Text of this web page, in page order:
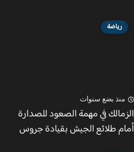
رياضة
بضع سنوات
في مهمة الصعود للصدارة
طلائع الجيش بقيادة جروس